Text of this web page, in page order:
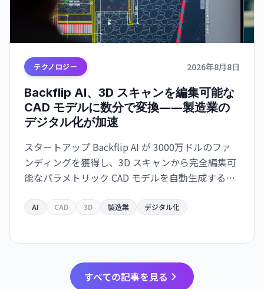
テクノロジー 2026年8月8日
Backflip AI、3D スキャンを編集可能な
CAD モデルに数分で変換――製造業の
デジタル化が加速
スタートアップ Backflip AI が 3000万ドルのファ
ンディングを獲得し、3D スキャンから完全編集可
能なパラメトリック CAD モデルを自動生成するソ
で、従来は何時間もかかっていた作業が数分に短
AI CAD 3D 製造業 デジタル化
すべての記事を見る